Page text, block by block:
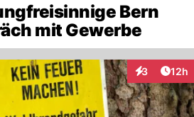
Bern
mit Gewerbe
3
Interaktionen
12h